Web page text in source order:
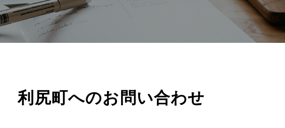
利尻町へのお問い合わせ